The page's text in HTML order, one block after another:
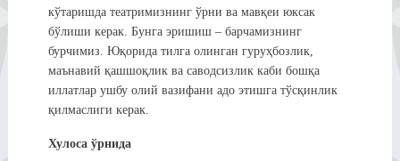
кўтаришда театримизнинг ўрни ва мавқеи юксак
бўлиши керак. Бунга эришиш – барчамизнинг
бурчимиз. Юқорида тилга олинган гуруҳбозлик,
маънавий қашшоқлик ва саводсизлик каби бошқа
иллатлар ушбу олий вазифани адо этишга тўсқинлик
қилмаслиги керак.
Хулоса ўрнида